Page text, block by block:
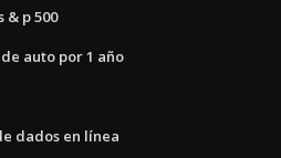
p 500
auto por 1 año
dados en línea